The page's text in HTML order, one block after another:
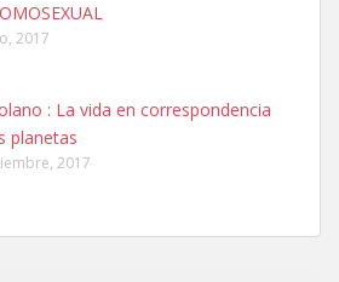
ninfa papillera, asustada tiene miedo a la
2017
: La vida en correspondencia
planetas
2017